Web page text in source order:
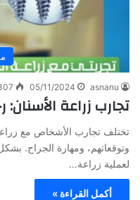
asnanu
05/11/2024
تجارب زراعة
تختلف تجارب الأشخاص مع زراعة
وتوقعاتهم، ومهارة الجراح.
لعملية زراعة…
أكمل القراءة »